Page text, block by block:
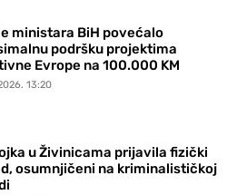
ministara BiH povećalo
podršku projektima
Evrope na 100.000 KM
13:20
u Živinicama prijavila fizički
osumnjičeni na kriminalističkoj